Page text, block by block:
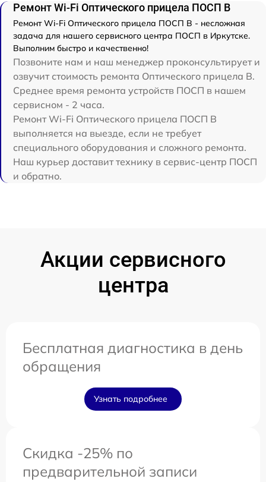
Ремонт Wi-Fi Оптического прицела ПОСП B
Ремонт Wi-Fi Оптического прицела ПОСП B - несложная
задача для нашего сервисного центра ПОСП в Иркутске.
Выполним быстро и качественно!
Позвоните нам и наш менеджер проконсультирует и
озвучит стоимость ремонта Оптического прицела B.
Среднее время ремонта устройств ПОСП в нашем
сервисном - 2 часа.
Ремонт Wi-Fi Оптического прицела ПОСП B
выполняется на выезде, если не требует
специального оборудования и сложного ремонта.
Наш курьер доставит технику в сервис-центр ПОСП
и обратно.
Акции сервисного
центра
Бесплатная диагностика в день
обращения
Узнать подробнее
Скидка -25% по
предварительной записи